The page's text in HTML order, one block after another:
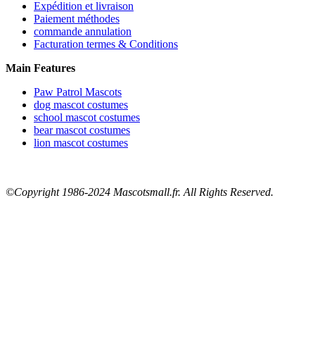
Expédition et livraison
Paiement méthodes
commande annulation
Facturation termes & Conditions
Main Features
Paw Patrol Mascots
dog mascot costumes
school mascot costumes
bear mascot costumes
lion mascot costumes
©Copyright 1986-2024 Mascotsmall.fr. All Rights Reserved.